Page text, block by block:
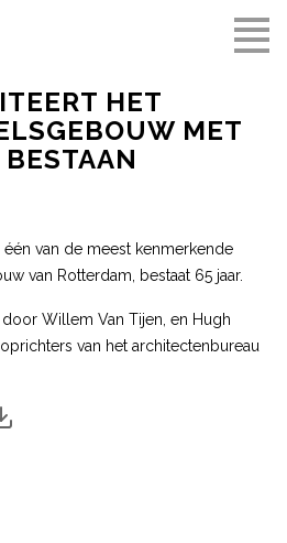
HET
MET
van de meest kenmerkende
van Rotterdam, bestaat 65 jaar.
Willem Van Tijen, en Hugh
van het architectenbureau